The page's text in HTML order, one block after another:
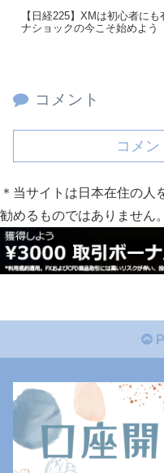
【日経225】XMは初心者にも
ナショックの今こそ始めよう
コメント
コメ
＊当サイトは日本在住の人
勧めるものではありません。